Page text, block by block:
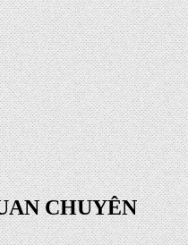
CHUYÊN